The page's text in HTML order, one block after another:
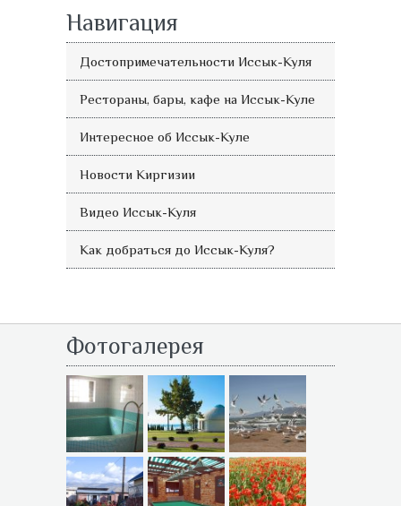
Навигация
Достопримечательности Иссык-Куля
Рестораны, бары, кафе на Иссык-Куле
Интересное об Иссык-Куле
Новости Киргизии
Видео Иссык-Куля
Как добраться до Иссык-Куля?
Фотогалерея